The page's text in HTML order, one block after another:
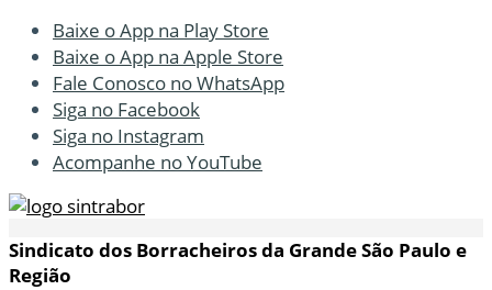
Baixe o App na Play Store
Baixe o App na Apple Store
Fale Conosco no WhatsApp
Siga no Facebook
Siga no Instagram
Acompanhe no YouTube
Sindicato dos Borracheiros da Grande São Paulo e
Região